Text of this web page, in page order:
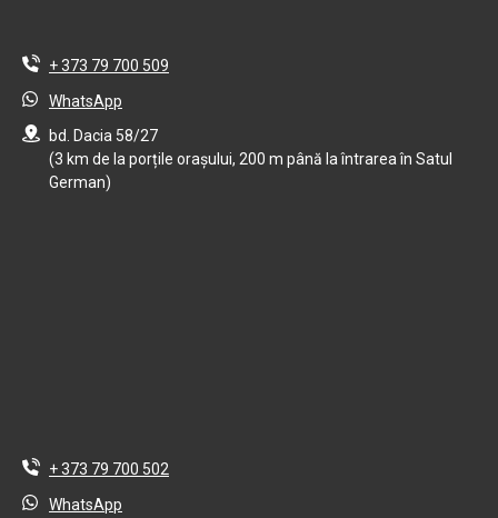
+ 373 79 700 509
WhatsApp
bd. Dacia 58/27
(3 km de la porțile orașului, 200 m până la întrarea în Satul
German)
+ 373 79 700 502
WhatsApp